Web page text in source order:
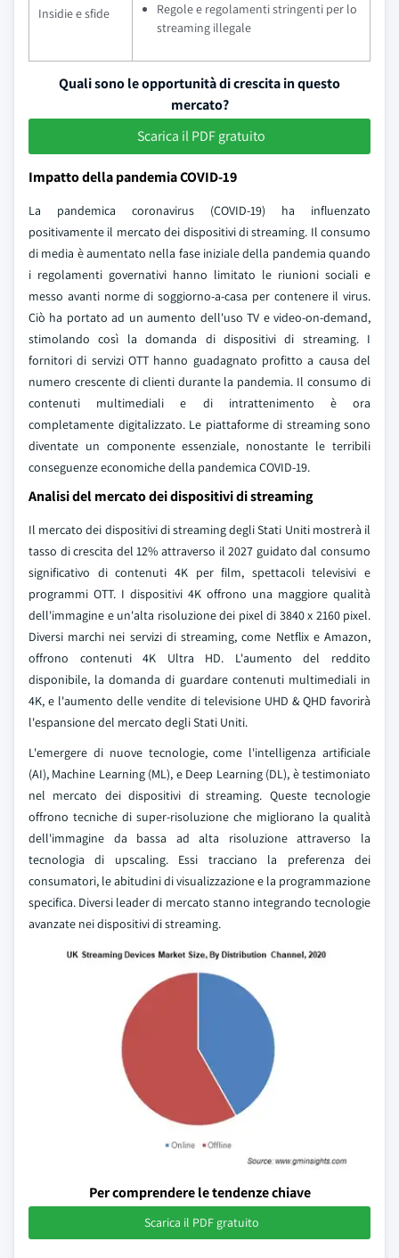
Insidie e sfide
Regole e regolamenti stringenti per lo
streaming illegale
Quali sono le opportunità di crescita in questo
mercato?
Scarica il PDF gratuito
Impatto della pandemia COVID-19
La pandemica coronavirus (COVID-19) ha influenzato
positivamente il mercato dei dispositivi di streaming. Il consumo
di media è aumentato nella fase iniziale della pandemia quando
i regolamenti governativi hanno limitato le riunioni sociali e
messo avanti norme di soggiorno-a-casa per contenere il virus.
Ciò ha portato ad un aumento dell'uso TV e video-on-demand,
stimolando così la domanda di dispositivi di streaming. I
fornitori di servizi OTT hanno guadagnato profitto a causa del
numero crescente di clienti durante la pandemia. Il consumo di
contenuti multimediali e di intrattenimento è ora
completamente digitalizzato. Le piattaforme di streaming sono
diventate un componente essenziale, nonostante le terribili
conseguenze economiche della pandemica COVID-19.
Analisi del mercato dei dispositivi di streaming
Il mercato dei dispositivi di streaming degli Stati Uniti mostrerà il
tasso di crescita del 12% attraverso il 2027 guidato dal consumo
significativo di contenuti 4K per film, spettacoli televisivi e
programmi OTT. I dispositivi 4K offrono una maggiore qualità
dell'immagine e un'alta risoluzione dei pixel di 3840 x 2160 pixel.
Diversi marchi nei servizi di streaming, come Netflix e Amazon,
offrono contenuti 4K Ultra HD. L'aumento del reddito
disponibile, la domanda di guardare contenuti multimediali in
4K, e l'aumento delle vendite di televisione UHD & QHD favorirà
l'espansione del mercato degli Stati Uniti.
L'emergere di nuove tecnologie, come l'intelligenza artificiale
(AI), Machine Learning (ML), e Deep Learning (DL), è testimoniato
nel mercato dei dispositivi di streaming. Queste tecnologie
offrono tecniche di super-risoluzione che migliorano la qualità
dell'immagine da bassa ad alta risoluzione attraverso la
tecnologia di upscaling. Essi tracciano la preferenza dei
consumatori, le abitudini di visualizzazione e la programmazione
specifica. Diversi leader di mercato stanno integrando tecnologie
avanzate nei dispositivi di streaming.
Per comprendere le tendenze chiave
Scarica il PDF gratuito